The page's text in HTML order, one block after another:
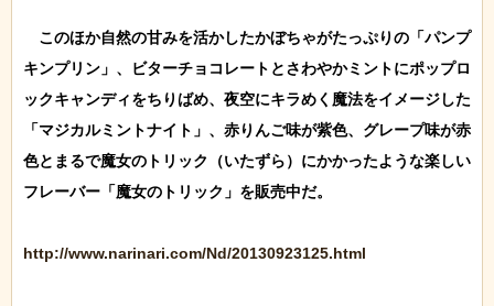
このほか自然の甘みを活かしたかぼちゃがたっぷりの「パンプ
キンプリン」、ビターチョコレートとさわやかミントにポップロ
ックキャンディをちりばめ、夜空にキラめく魔法をイメージした
「マジカルミントナイト」、赤りんご味が紫色、グレープ味が赤
色とまるで魔女のトリック（いたずら）にかかったような楽しい
フレーバー「魔女のトリック」を販売中だ。
http://www.narinari.com/Nd/20130923125.html